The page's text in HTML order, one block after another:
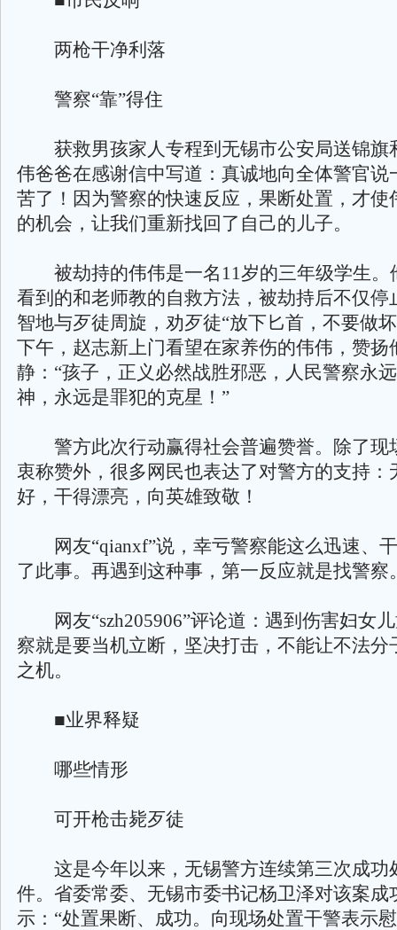
两枪干净利落
警察“靠”得住
获救男孩家人专程到无锡市公安局送锦旗
伟爸爸在感谢信中写道：真诚地向全体警官说
苦了！因为警察的快速反应，果断处置，才使
的机会，让我们重新找回了自己的儿子。
被劫持的伟伟是一名11岁的三年级学生。
看到的和老师教的自救方法，被劫持后不仅停
智地与歹徒周旋，劝歹徒“放下匕首，不要做
下午，赵志新上门看望在家养伤的伟伟，赞扬
静：“孩子，正义必然战胜邪恶，人民警察永
神，永远是罪犯的克星！”
警方此次行动赢得社会普遍赞誉。除了现
衷称赞外，很多网民也表达了对警方的支持：
好，干得漂亮，向英雄致敬！
网友“qianxf”说，幸亏警察能这么迅速、
了此事。再遇到这种事，第一反应就是找警察
网友“szh205906”评论道：遇到伤害妇女
察就是要当机立断，坚决打击，不能让不法分
之机。
■业界释疑
哪些情形
可开枪击毙歹徒
这是今年以来，无锡警方连续第三次成功
件。省委常委、无锡市委书记杨卫泽对该案成
示：“处置果断、成功。向现场处置干警表示